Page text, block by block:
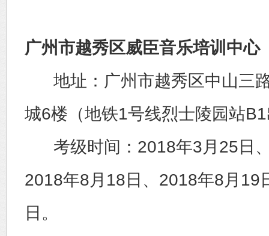
广州市越秀区威臣音乐培训中心
地址：广州市越秀区中山三
城6楼（地铁1号线烈士陵园站
考级时间：2018年3月25日
2018年8月18日、2018年8月19
日。